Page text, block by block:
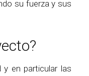
su fuerza y sus
y en particular las